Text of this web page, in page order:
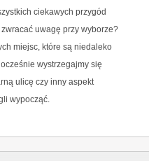
ciekawych przygód
uwagę przy wyborze?
miejsc, które są niedaleko
wystrzegajmy się
ulicę czy inny aspekt
wypocząć.